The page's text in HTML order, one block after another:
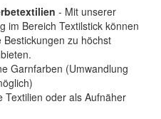
- Mit unserer
im Bereich Textilstick können
zu höchst
Garnfarben (Umwandlung
Textilien oder als Aufnäher